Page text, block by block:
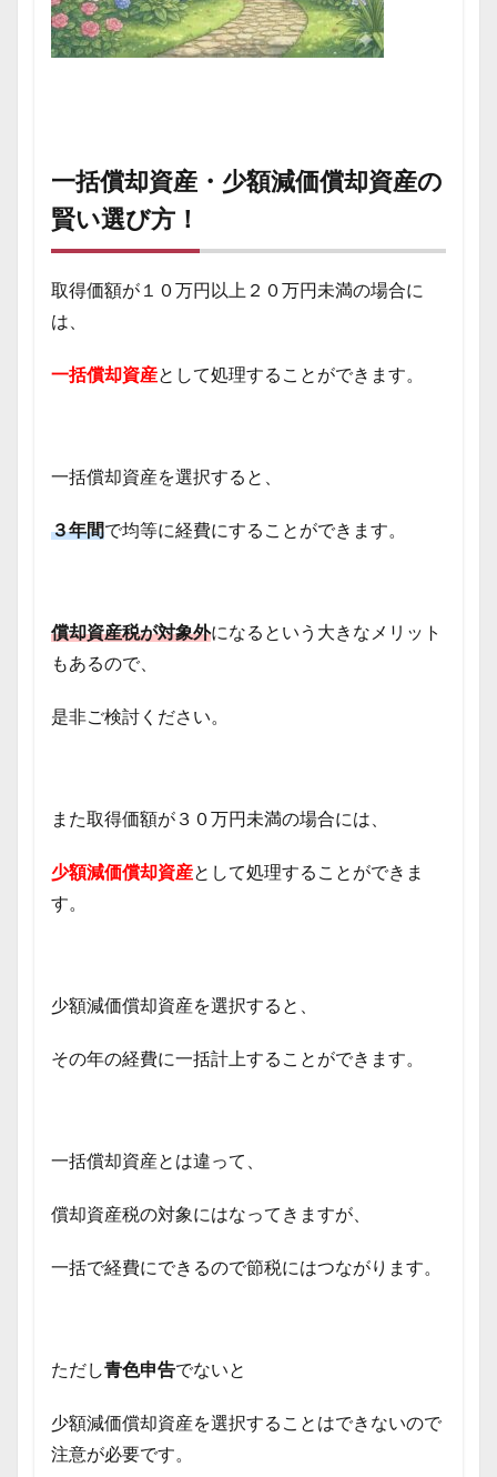
一括償却資産・少額減価償却資産の
賢い選び方！
取得価額が１０万円以上２０万円未満の場合に
は、
一括償却資産として処理することができます。
一括償却資産を選択すると、
３年間で均等に経費にすることができます。
償却資産税が対象外になるという大きなメリット
もあるので、
是非ご検討ください。
また取得価額が３０万円未満の場合には、
少額減価償却資産として処理することができま
す。
少額減価償却資産を選択すると、
その年の経費に一括計上することができます。
一括償却資産とは違って、
償却資産税の対象にはなってきますが、
一括で経費にできるので節税にはつながります。
ただし青色申告でないと
少額減価償却資産を選択することはできないので
注意が必要です。